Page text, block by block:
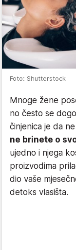
Foto: Shutterstock
Mnoge žene
no često se
činjenica je da ne
ne brinete o
ujedno i njega
proizvodima
dio vaše
detoks vlasišta.